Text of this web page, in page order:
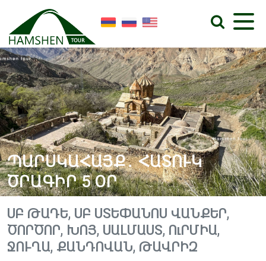
ՊԱՐՍԿԱՀԱՅՔ․ ՀԱՏՈՒԿ
ԾՐԱԳԻՐ 5 ՕՐ
ՍԲ ԹԱԴԵ, ՍԲ ՍՏԵՓԱՆՈՍ ՎԱՆՔԵՐ,
ԾՈՐԾՈՐ, ԽՈՅ, ՍԱԼՄԱՍՏ, ՈւՐՄԻԱ,
ՋՈՒՂԱ, ՔԱՆԴՈՎԱՆ, ԹԱՎՐԻԶ